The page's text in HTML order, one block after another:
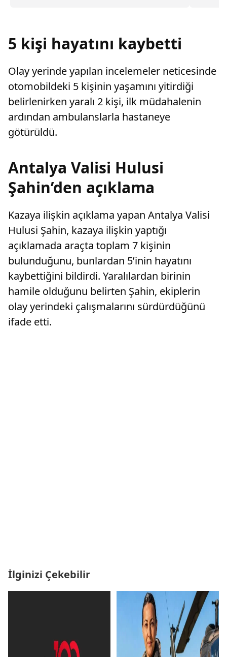
5 kişi hayatını kaybetti
Olay yerinde yapılan incelemeler neticesinde
otomobildeki 5 kişinin yaşamını yitirdiği
belirlenirken yaralı 2 kişi, ilk müdahalenin
ardından ambulanslarla hastaneye
götürüldü.
Antalya Valisi Hulusi
Şahin’den açıklama
Kazaya ilişkin açıklama yapan Antalya Valisi
Hulusi Şahin, kazaya ilişkin yaptığı
açıklamada araçta toplam 7 kişinin
bulunduğunu, bunlardan 5’inin hayatını
kaybettiğini bildirdi. Yaralılardan birinin
hamile olduğunu belirten Şahin, ekiplerin
olay yerindeki çalışmalarını sürdürdüğünü
ifade etti.
İlginizi Çekebilir